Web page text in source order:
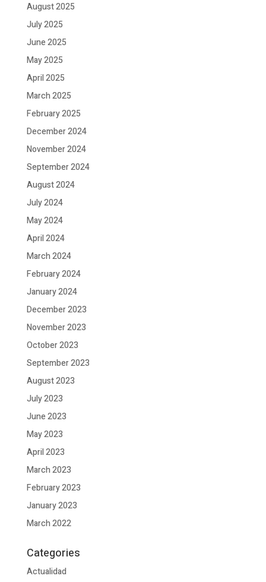
August 2025
July 2025
June 2025
May 2025
April 2025
March 2025
February 2025
December 2024
November 2024
September 2024
August 2024
July 2024
May 2024
April 2024
March 2024
February 2024
January 2024
December 2023
November 2023
October 2023
September 2023
August 2023
July 2023
June 2023
May 2023
April 2023
March 2023
February 2023
January 2023
March 2022
Categories
Actualidad